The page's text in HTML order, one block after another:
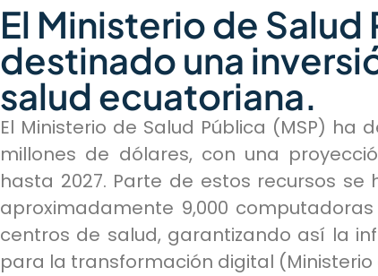
El Ministerio de Salud
destinado una
salud ecuatoriana.
El Ministerio de Salud Pública (MSP) ha
millones de dólares, con una
hasta 2027. Parte de estos recursos
aproximadamente 9,000
centros de salud, garantizando así la
para la transformación digital (Ministerio